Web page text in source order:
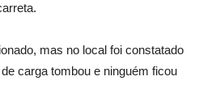
mas no local foi constatado
carga tombou e ninguém ficou